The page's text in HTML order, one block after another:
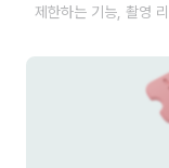
제한하는 기능, 촬영